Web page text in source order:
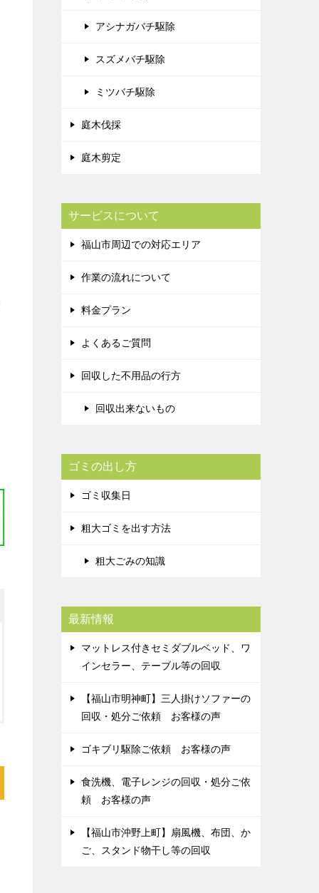
アシナガバチ駆除
スズメバチ駆除
ミツバチ駆除
庭木伐採
庭木剪定
サービスについて
福山市周辺での対応エリア
作業の流れについて
料金プラン
よくあるご質問
回収した不用品の行方
回収出来ないもの
ゴミの出し方
ゴミ収集日
粗大ゴミを出す方法
粗大ごみの知識
最新情報
マットレス付きセミダブルベッド、ワ
インセラー、テーブル等の回収
【福山市明神町】三人掛けソファーの
回収・処分ご依頼 お客様の声
ゴキブリ駆除ご依頼 お客様の声
食洗機、電子レンジの回収・処分ご依
頼 お客様の声
【福山市沖野上町】扇風機、布団、か
ご、スタンド物干し等の回収